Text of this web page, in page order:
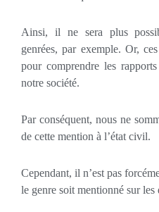
Ainsi, il ne sera plus
genrées, par exemple. Or,
pour comprendre les
notre société.
Par conséquent, nous ne
de cette mention à l’état civil.
Cependant, il n’est pas
le genre soit mentionné sur les